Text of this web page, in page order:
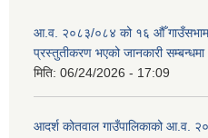
आ.व. २०८३/०८४ को १६ औँ गाउँसभामा
प्रस्तुतीकरण भएको जानकारी
मिति: 06/24/2026 - 17:09
आदर्श कोतवाल गाउँपालिकाको आ.व.